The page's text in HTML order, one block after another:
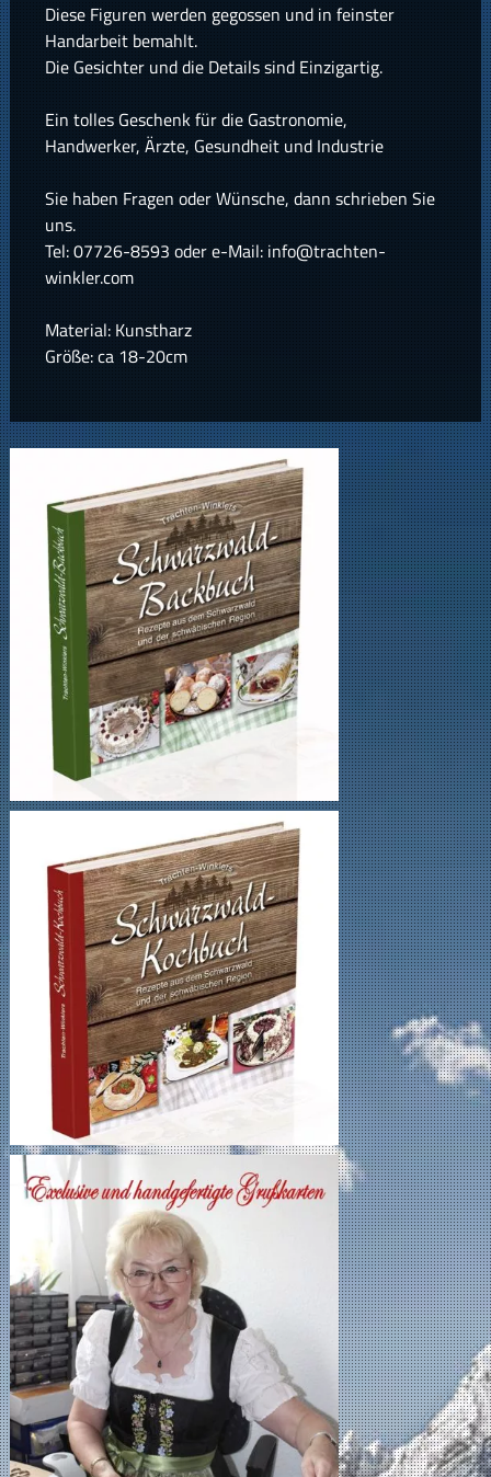
Diese Figuren werden gegossen und in feinster
Handarbeit bemahlt.
Die Gesichter und die Details sind Einzigartig.
Ein tolles Geschenk für die Gastronomie,
Handwerker, Ärzte, Gesundheit und Industrie
Sie haben Fragen oder Wünsche, dann schrieben Sie
uns.
Tel: 07726-8593 oder e-Mail: info@trachten-
winkler.com
Material: Kunstharz
Größe: ca 18-20cm